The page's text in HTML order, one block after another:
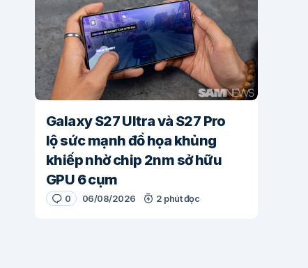
Galaxy S27 Ultra và S27 Pro
lộ sức mạnh đồ họa khủng
khiếp nhờ chip 2nm sở hữu
GPU 6 cụm
0 06/08/2026 2 phút đọc